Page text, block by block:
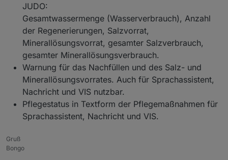
JUDO:
Gesamtwassermenge (Wasserverbrauch), Anzahl
der Regenerierungen, Salzvorrat,
Minerallösungsvorrat, gesamter Salzverbrauch,
gesamter Minerallösungsverbrauch.
Warnung für das Nachfüllen und des Salz- und
Minerallösungsvorrates. Auch für Sprachassistent,
Nachricht und VIS nutzbar.
Pflegestatus in Textform der Pflegemaßnahmen für
Sprachassistent, Nachricht und VIS.
Gruß
Bongo